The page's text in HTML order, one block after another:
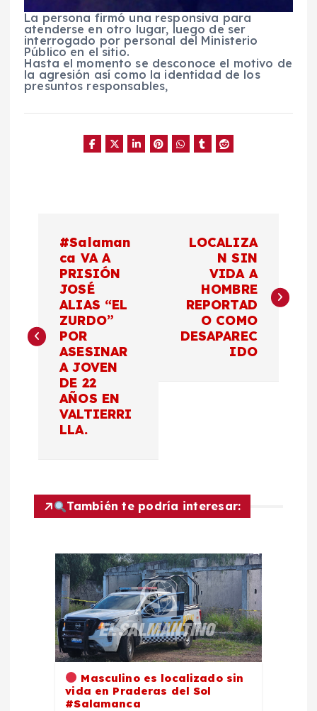
La persona firmó una responsiva para
atenderse en otro lugar, luego de ser
interrogado por personal del Ministerio
Público en el sitio.
Hasta el momento se desconoce el motivo de
la agresión así como la identidad de los
presuntos responsables,
e
ó
#Salaman
ca VA A
PRISIÓN
JOSÉ
ALIAS “EL
ZURDO”
POR
ASESINAR
A JOVEN
DE 22
AÑOS EN
VALTIERRI
LLA.
LOCALIZA
N SIN
VIDA A
HOMBRE
REPORTAD
O COMO
DESAPAREC
IDO
También te podría interesar:
Masculino es localizado sin
vida en Praderas del Sol
#Salamanca